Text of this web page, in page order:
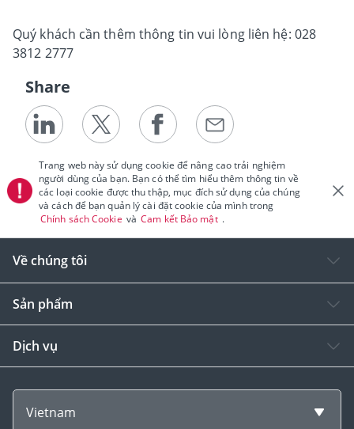
Quý khách cần thêm thông tin vui lòng liên hệ: 028
3812 2777
Share
Trang web này sử dụng cookie để nâng cao trải nghiệm
người dùng của bạn. Bạn có thể tìm hiểu thêm thông tin về
các loại cookie được thu thập, mục đích sử dụng của chúng
và cách để bạn quản lý cài đặt cookie của mình trong
Chính sách Cookie và Cam kết Bảo mật .
Về chúng tôi
Sản phẩm
Dịch vụ
Vietnam